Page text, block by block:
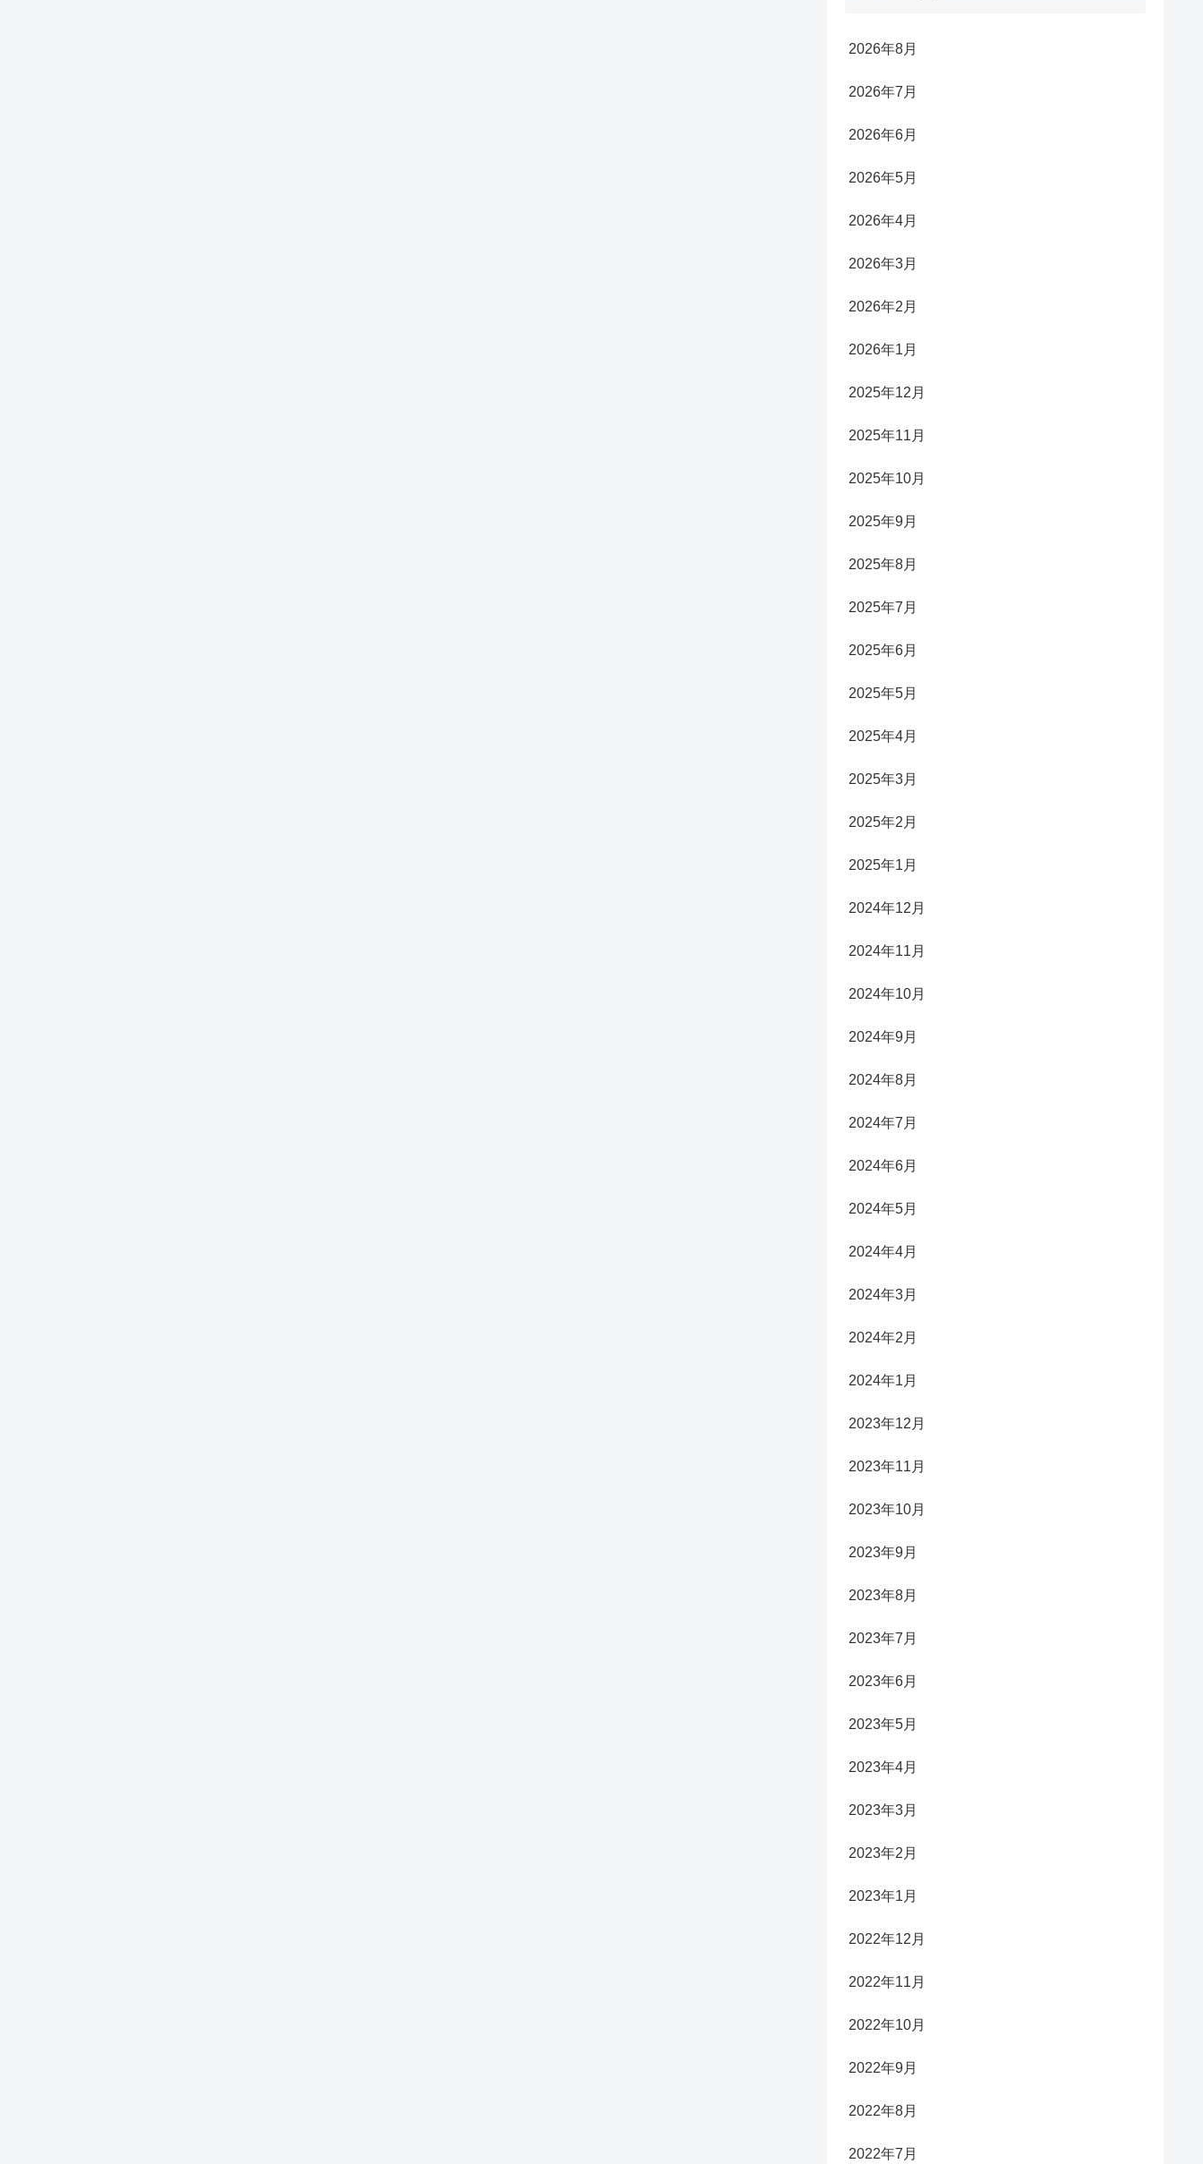
2026年8月
2026年7月
2026年6月
2026年5月
2026年4月
2026年3月
2026年2月
2026年1月
2025年12月
2025年11月
2025年10月
2025年9月
2025年8月
2025年7月
2025年6月
2025年5月
2025年4月
2025年3月
2025年2月
2025年1月
2024年12月
2024年11月
2024年10月
2024年9月
2024年8月
2024年7月
2024年6月
2024年5月
2024年4月
2024年3月
2024年2月
2024年1月
2023年12月
2023年11月
2023年10月
2023年9月
2023年8月
2023年7月
2023年6月
2023年5月
2023年4月
2023年3月
2023年2月
2023年1月
2022年12月
2022年11月
2022年10月
2022年9月
2022年8月
2022年7月